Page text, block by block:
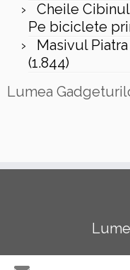
Cheile
Pe biciclete
Masivul
(1.844)
Lumea